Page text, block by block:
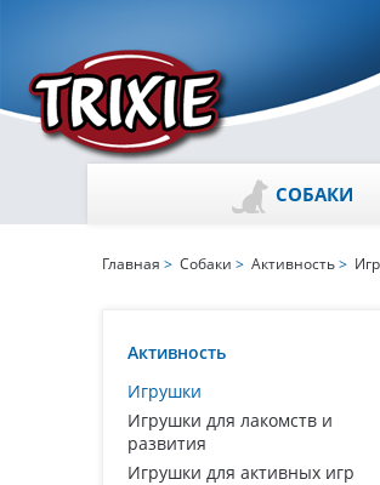
СОБАКИ
Активность
Игрушки
Игрушки для лакомств и
развития
Игрушки для активных игр
Главная > Собаки > Активность>